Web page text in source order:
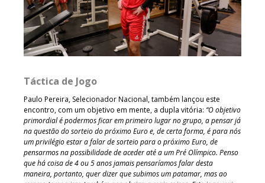
Táctica de Jogo
Paulo Pereira, Selecionador Nacional, também lançou este
encontro, com um objetivo em mente, a dupla vitória: “O objetivo
primordial é podermos ficar em primeiro lugar no grupo, a pensar já
na questão do sorteio do próximo Euro e, de certa forma, é para nós
um privilégio estar a falar de sorteio para o próximo Euro, de
pensarmos na possibilidade de aceder até a um Pré Olímpico. Penso
que há coisa de 4 ou 5 anos jamais pensaríamos falar desta
maneira, portanto, quer dizer que subimos um patamar, mas ao